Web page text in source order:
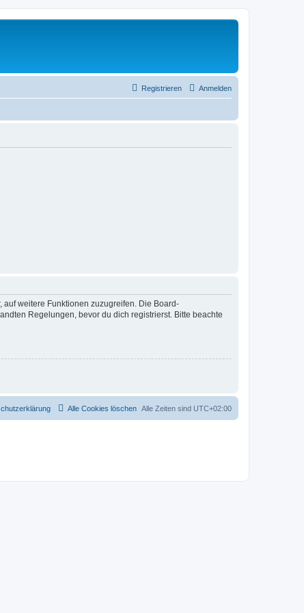
Anmelden
Registrieren
weitere Funktionen zuzugreifen. Die Board-
Regelungen, bevor du dich registrierst. Bitte beachte
Alle Zeiten sind UTC+02:00
Alle Cookies löschen